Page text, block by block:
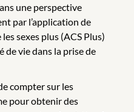
une perspective
par l’application de
sexes plus (ACS Plus)
de vie dans la prise de
compter sur les
pour obtenir des